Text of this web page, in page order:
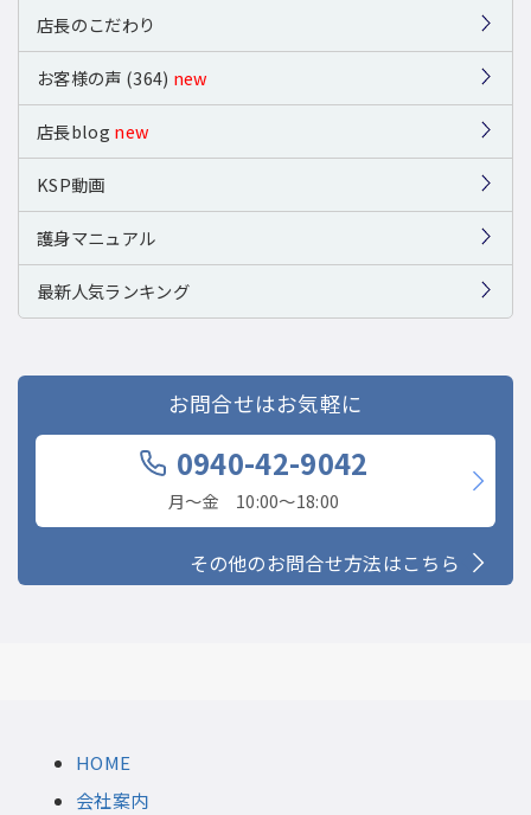
店長のこだわり
お客様の声 (364) new
店長blog new
KSP動画
護身マニュアル
最新人気ランキング
お問合せはお気軽に
0940-42-9042
月〜金 10:00〜18:00
その他のお問合せ方法はこちら
HOME
会社案内